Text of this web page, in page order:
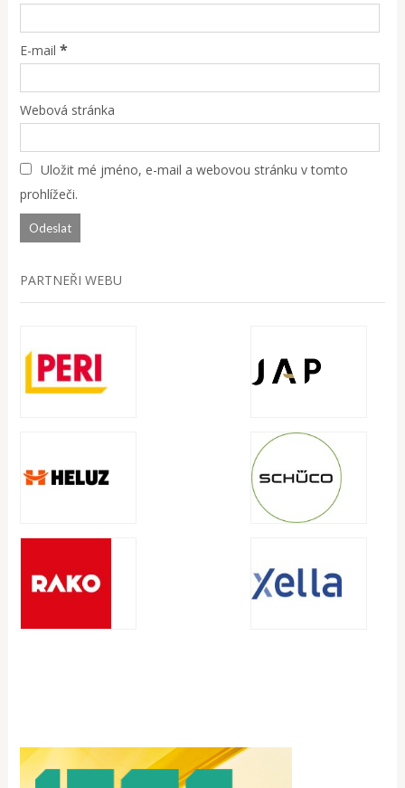
E-mail *
Webová stránka
Uložit mé jméno, e-mail a webovou stránku v tomto
prohlížeči.
PARTNEŘI WEBU